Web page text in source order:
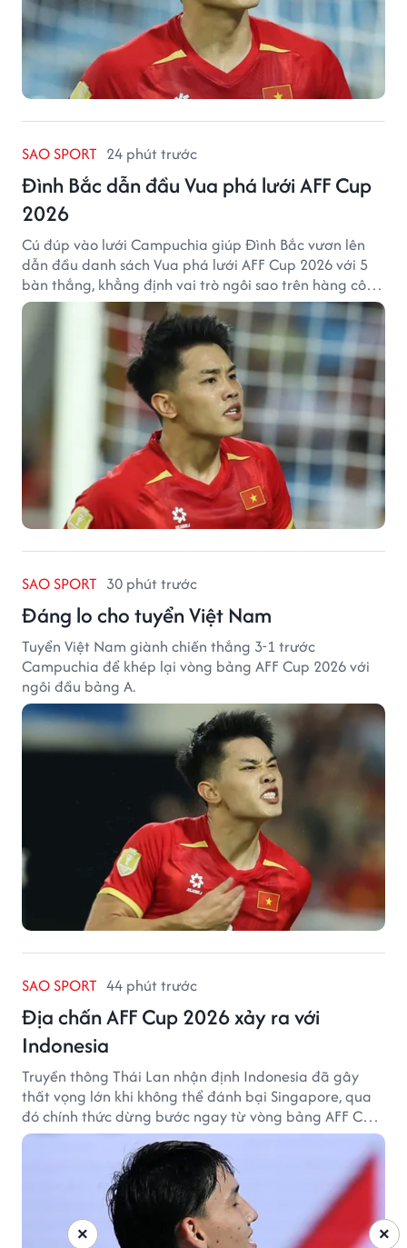
SAO SPORT 24 phút trước
Đình Bắc dẫn đầu Vua phá lưới AFF Cup
2026
Cú đúp vào lưới Campuchia giúp Đình Bắc vươn lên
dẫn đầu danh sách Vua phá lưới AFF Cup 2026 với 5
bàn thắng, khẳng định vai trò ngôi sao trên hàng công
tuyển Việt Nam.
SAO SPORT 30 phút trước
Đáng lo cho tuyển Việt Nam
Tuyển Việt Nam giành chiến thắng 3-1 trước
Campuchia để khép lại vòng bảng AFF Cup 2026 với
ngôi đầu bảng A.
SAO SPORT 44 phút trước
Địa chấn AFF Cup 2026 xảy ra với
Indonesia
Truyền thông Thái Lan nhận định Indonesia đã gây
thất vọng lớn khi không thể đánh bại Singapore, qua
đó chính thức dừng bước ngay từ vòng bảng AFF Cup
2026.
×
×